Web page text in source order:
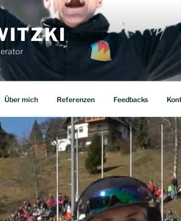
Über mich Referenzen Feedbacks